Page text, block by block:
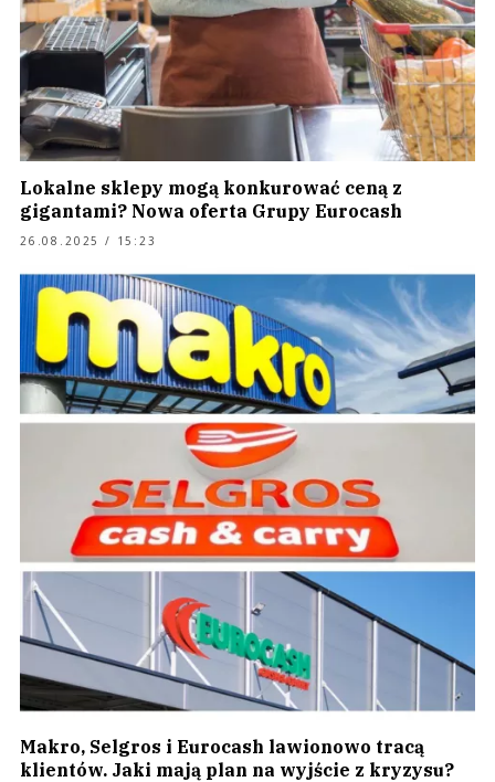
Lokalne sklepy mogą konkurować ceną z
gigantami? Nowa oferta Grupy Eurocash
26.08.2025 / 15:23
Makro, Selgros i Eurocash lawionowo tracą
klientów. Jaki mają plan na wyjście z kryzysu?